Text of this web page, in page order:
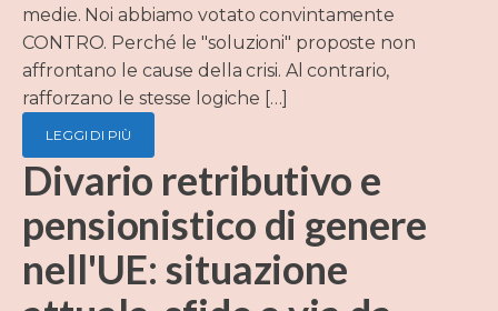
medie. Noi abbiamo votato convintamente
CONTRO. Perché le "soluzioni" proposte non
affrontano le cause della crisi. Al contrario,
rafforzano le stesse logiche […]
LEGGI DI PIÙ
Divario retributivo e
pensionistico di genere
nell'UE: situazione